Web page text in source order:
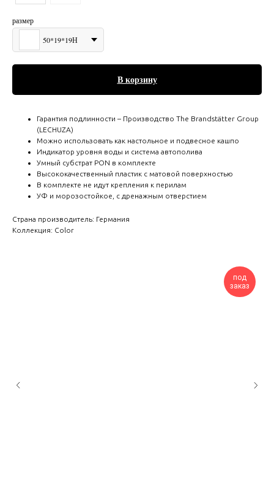
размер
50*19*19Н
В корзину
Гарантия подлинности – Производство The Brandstätter Group
(LECHUZA)
Можно использовать как настольное и подвесное кашпо
Индикатор уровня воды и система автополива
Умный субстрат PON в комплекте
Высококачественный пластик с матовой поверхностью
В комплекте не идут крепления к перилам
УФ и морозостойкое, с дренажным отверстием
Страна производитель: Германия
Коллекция: Color
под
заказ